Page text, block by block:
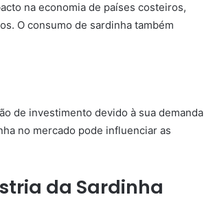
na economia de países costeiros,
O consumo de sardinha também
de investimento devido à sua demanda
no mercado pode influenciar as
da Sardinha